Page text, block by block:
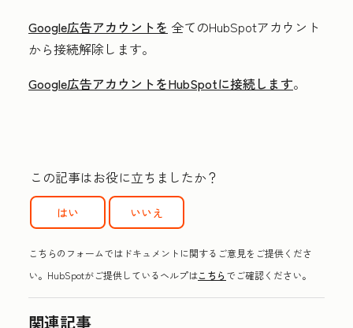
Google広告アカウントを 全てのHubSpotアカウント
から接続解除します。
Google広告アカウントをHubSpotに接続します。
この記事はお役に立ちましたか？
はい いいえ
こちらのフォームではドキュメントに関するご意見をご提供くださ
い。HubSpotがご提供しているヘルプはこちらでご確認ください。
関連記事